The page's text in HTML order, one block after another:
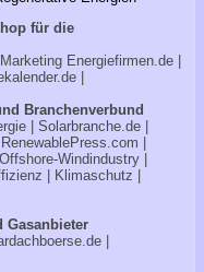
für die
Marketing Energiefirmen.de
Branchenverbund
Solarbranche.de
RenewablePress.com
Offshore-Windindustry |
Klimaschutz
Gasanbieter